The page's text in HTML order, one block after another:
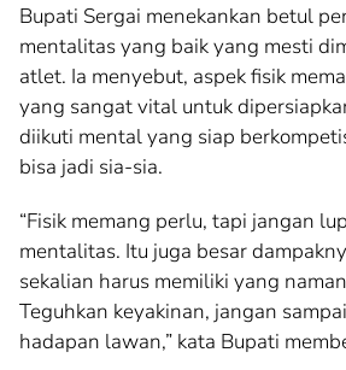
Bupati Sergai menekankan betul
mentalitas yang baik yang mesti
atlet. Ia menyebut, aspek fisik
yang sangat vital untuk
diikuti mental yang siap
bisa jadi sia-sia.
“Fisik memang perlu, tapi jangan
mentalitas. Itu juga besar
sekalian harus memiliki yang
Teguhkan keyakinan, jangan
hadapan lawan,” kata Bupati